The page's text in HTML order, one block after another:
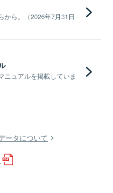
から。（2026年7月31日
ニュアルを掲載していま
ータについて